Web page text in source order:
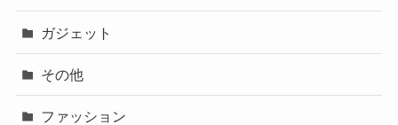
ガジェット
その他
ファッション